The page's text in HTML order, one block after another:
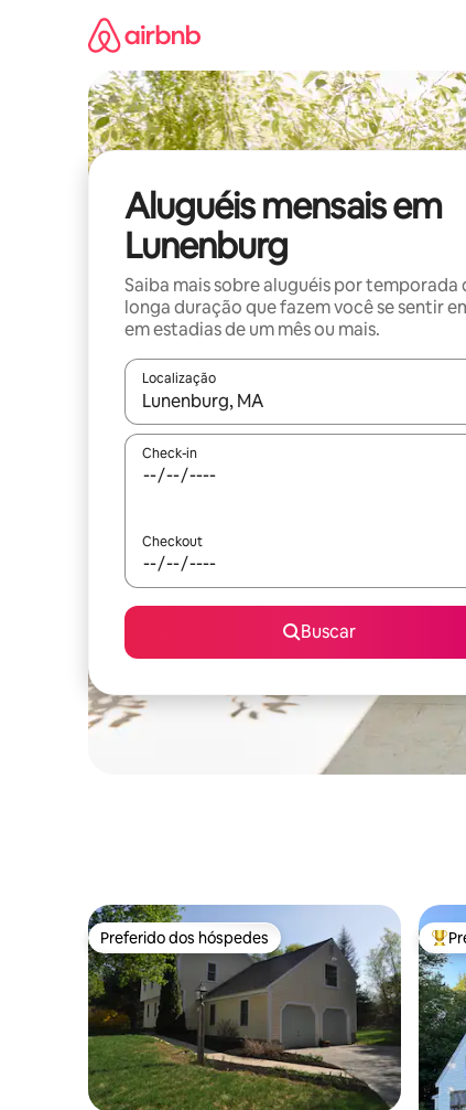
Aluguéis mensais em
Lunenburg
Saiba mais sobre aluguéis por temporada
longa duração que fazem você se sentir
em estadias de um mês ou mais.
Localização
Quando os resultados estiverem
Check-in
Checkout
Buscar
Preferido dos hóspedes
Preferido dos hóspedes